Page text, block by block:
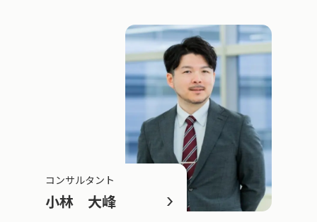
コンサルタント
小林 大峰